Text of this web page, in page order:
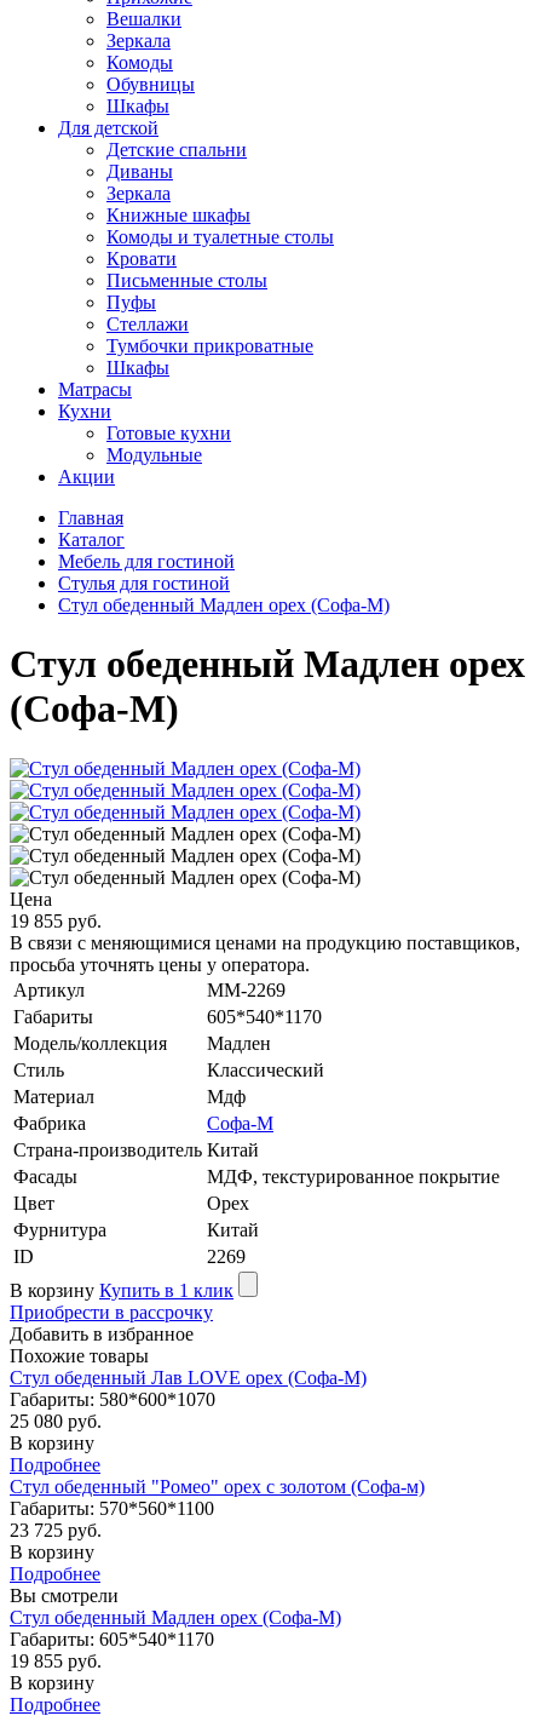
Вешалки
Зеркала
Комоды
Обувницы
Шкафы
Для детской
Детские спальни
Диваны
Зеркала
Книжные шкафы
Комоды и туалетные столы
Кровати
Письменные столы
Пуфы
Стеллажи
Тумбочки прикроватные
Шкафы
Матрасы
Кухни
Готовые кухни
Модульные
Акции
Главная
Каталог
Мебель для гостиной
Стулья для гостиной
Стул обеденный Мадлен орех (Софа-М)
Стул обеденный Мадлен орех
(Софа-М)
Цена
19 855 руб.
В связи с меняющимися ценами на продукцию поставщиков,
просьба уточнять цены у оператора.
Артикул
MM-2269
Габариты
605*540*1170
Модель/коллекция
Мадлен
Стиль
Классический
Материал
Мдф
Фабрика
Софа-М
Страна-производитель Китай
Фасады
МДФ, текстурированное покрытие
Цвет
Орех
Фурнитура
Китай
ID
2269
В корзину Купить в 1 клик
Приобрести в рассрочку
Добавить в избранное
Похожие товары
Стул обеденный Лав LOVE орех (Софа-М)
Габариты: 580*600*1070
25 080 руб.
В корзину
Подробнее
Стул обеденный "Ромео" орех с золотом (Софа-м)
Габариты: 570*560*1100
23 725 руб.
В корзину
Подробнее
Вы смотрели
Стул обеденный Мадлен орех (Софа-М)
Габариты: 605*540*1170
19 855 руб.
В корзину
Подробнее